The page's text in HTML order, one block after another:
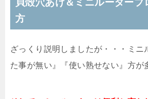
貝殻穴あけ＆ミニルータープ
方
ざっくり説明しましたが・・・ミニ
た事が無い』『使い熟せない』方が